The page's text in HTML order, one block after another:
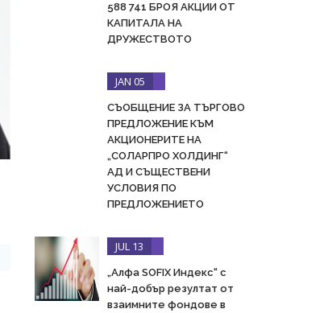
588 741 БРОЯ АКЦИИ ОТ
КАПИТАЛА НА
ДРУЖЕСТВОТО
JAN 05
СЪОБЩЕНИЕ ЗА ТЪРГОВО
ПРЕДЛОЖЕНИЕ КЪМ
АКЦИОНЕРИТЕ НА
„СОЛАРПРО ХОЛДИНГ“
АД И СЪЩЕСТВЕНИ
УСЛОВИЯ ПО
ПРЕДЛОЖЕНИЕТО
JUL 13
„Алфа SOFIX Индекс“ с
най-добър резултат от
взаимните фондове в